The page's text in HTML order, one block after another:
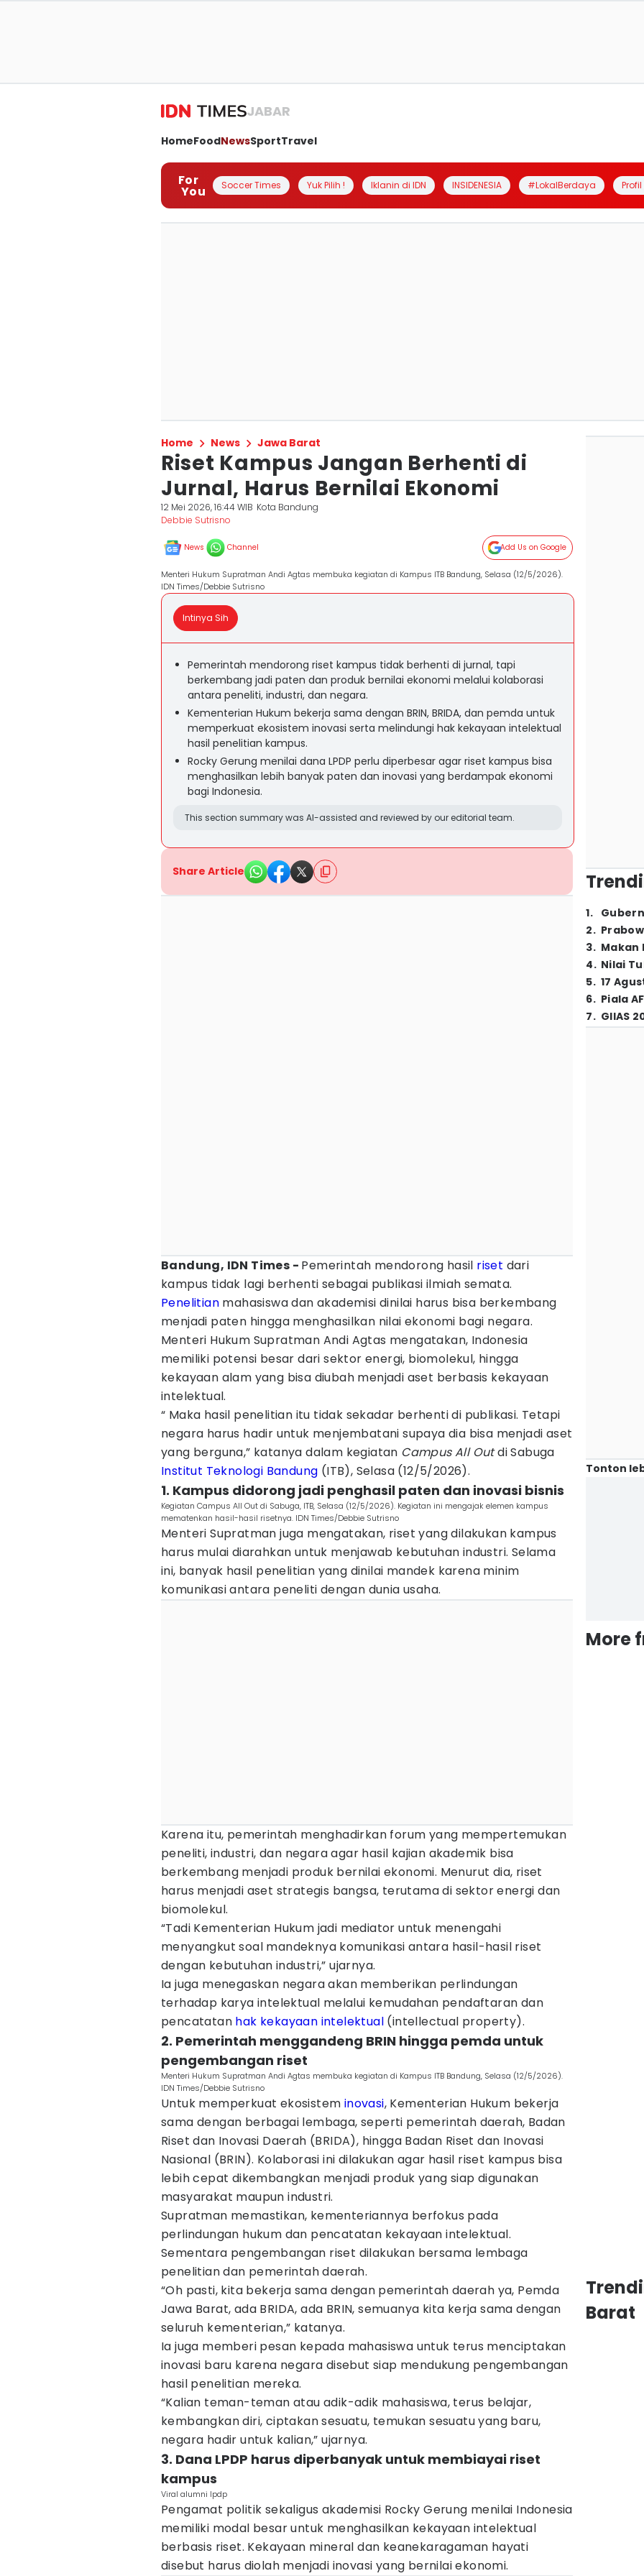
JABAR
HomeFoodNewsSportTravel
For
You Soccer Times Yuk Pilih ! Iklanin di IDN INSIDENESIA #LokalBerdaya
Home News Jawa Barat
Riset Kampus Jangan Berhenti di
Jurnal, Harus Bernilai Ekonomi
12 Mei 2026, 16:44 WIB Kota Bandung
Debbie Sutrisno
News Channel Add Us on Google
Menteri Hukum Supratman Andi Agtas membuka kegiatan di Kampus ITB Bandung, Selasa (12/5/2026).
IDN Times/Debbie Sutrisno
Intinya Sih
Pemerintah mendorong riset kampus tidak berhenti di jurnal, tapi
berkembang jadi paten dan produk bernilai ekonomi melalui kolaborasi
antara peneliti, industri, dan negara.
Kementerian Hukum bekerja sama dengan BRIN, BRIDA, dan pemda untuk
memperkuat ekosistem inovasi serta melindungi hak kekayaan intelektual
hasil penelitian kampus.
Rocky Gerung menilai dana LPDP perlu diperbesar agar riset kampus bisa
menghasilkan lebih banyak paten dan inovasi yang berdampak ekonomi
bagi Indonesia.
This section summary was AI-assisted and reviewed by our editorial team.
Share Article
Bandung, IDN Times - Pemerintah mendorong hasil riset dari
kampus tidak lagi berhenti sebagai publikasi ilmiah semata.
Penelitian mahasiswa dan akademisi dinilai harus bisa berkembang
menjadi paten hingga menghasilkan nilai ekonomi bagi negara.
Menteri Hukum Supratman Andi Agtas mengatakan, Indonesia
memiliki potensi besar dari sektor energi, biomolekul, hingga
kekayaan alam yang bisa diubah menjadi aset berbasis kekayaan
intelektual.
“ Maka hasil penelitian itu tidak sekadar berhenti di publikasi. Tetapi
negara harus hadir untuk menjembatani supaya dia bisa menjadi aset
yang berguna,” katanya dalam kegiatan Campus All Outdi Sabuga
Institut Teknologi Bandung (ITB), Selasa (12/5/2026).
1. Kampus didorong jadi penghasil paten dan inovasi bisnis
Kegiatan Campus All Out di Sabuga, ITB, Selasa (12/5/2026). Kegiatan ini mengajak elemen kampus
mematenkan hasil-hasil risetnya. IDN Times/Debbie Sutrisno
Menteri Supratman juga mengatakan, riset yang dilakukan kampus
harus mulai diarahkan untuk menjawab kebutuhan industri. Selama
ini, banyak hasil penelitian yang dinilai mandek karena minim
komunikasi antara peneliti dengan dunia usaha.
Karena itu, pemerintah menghadirkan forum yang mempertemukan
peneliti, industri, dan negara agar hasil kajian akademik bisa
berkembang menjadi produk bernilai ekonomi. Menurut dia, riset
harus menjadi aset strategis bangsa, terutama di sektor energi dan
biomolekul.
“Tadi Kementerian Hukum jadi mediator untuk menengahi
menyangkut soal mandeknya komunikasi antara hasil-hasil riset
dengan kebutuhan industri,” ujarnya.
Ia juga menegaskan negara akan memberikan perlindungan
terhadap karya intelektual melalui kemudahan pendaftaran dan
pencatatan hak kekayaan intelektual (intellectual property).
2. Pemerintah menggandeng BRIN hingga pemda untuk
pengembangan riset
Menteri Hukum Supratman Andi Agtas membuka kegiatan di Kampus ITB Bandung, Selasa (12/5/2026).
IDN Times/Debbie Sutrisno
Untuk memperkuat ekosistem inovasi, Kementerian Hukum bekerja
sama dengan berbagai lembaga, seperti pemerintah daerah, Badan
Riset dan Inovasi Daerah (BRIDA), hingga Badan Riset dan Inovasi
Nasional (BRIN). Kolaborasi ini dilakukan agar hasil riset kampus bisa
lebih cepat dikembangkan menjadi produk yang siap digunakan
masyarakat maupun industri.
Supratman memastikan, kementeriannya berfokus pada
perlindungan hukum dan pencatatan kekayaan intelektual.
Sementara pengembangan riset dilakukan bersama lembaga
penelitian dan pemerintah daerah.
“Oh pasti, kita bekerja sama dengan pemerintah daerah ya, Pemda
Jawa Barat, ada BRIDA, ada BRIN, semuanya kita kerja sama dengan
seluruh kementerian,” katanya.
Ia juga memberi pesan kepada mahasiswa untuk terus menciptakan
inovasi baru karena negara disebut siap mendukung pengembangan
hasil penelitian mereka.
“Kalian teman-teman atau adik-adik mahasiswa, terus belajar,
kembangkan diri, ciptakan sesuatu, temukan sesuatu yang baru,
negara hadir untuk kalian,” ujarnya.
3. Dana LPDP harus diperbanyak untuk membiayai riset
kampus
Viral alumni lpdp
Pengamat politik sekaligus akademisi Rocky Gerung menilai Indonesia
memiliki modal besar untuk menghasilkan kekayaan intelektual
berbasis riset. Kekayaan mineral dan keanekaragaman hayati
disebut harus diolah menjadi inovasi yang bernilai ekonomi.
1.
2.
3. Makan
4. Nilai
5. 17
6. Piala
7. GIIAS
Tonton
More
Barat